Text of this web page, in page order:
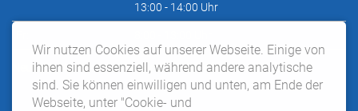
13:00 - 14:00 Uhr
Neupatientensprechstunde nach telefonischer Vereinbarung:
Wir nutzen Cookies auf unserer Webseite. Einige von
ihnen sind essenziell, während andere analytische
sind. Sie können einwilligen und unten, am Ende der
Webseite, unter "Cookie- und